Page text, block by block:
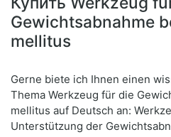
Gewichtsabnahme
mellitus
Gerne biete ich Ihnen einen
Thema Werkzeug für die
mellitus auf Deutsch an:
Unterstützung der